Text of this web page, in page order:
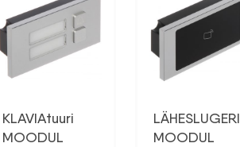
KLAVIAtuuri
MOODUL
LÄHESLUGERI
MOODUL